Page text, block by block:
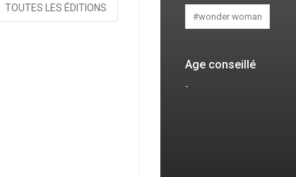
TOUTES LES ÉDITIONS
#wonder woman
Age conseillé
-